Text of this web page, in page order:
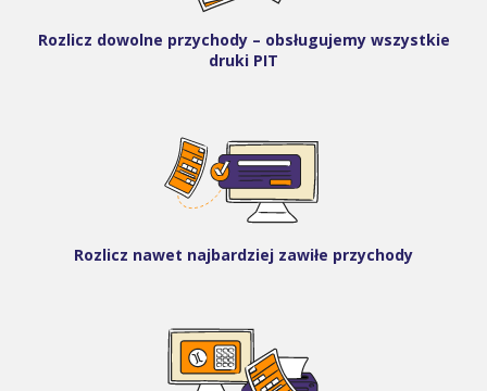
Rozlicz dowolne przychody – obsługujemy wszystkie
druki PIT
Rozlicz nawet najbardziej zawiłe przychody